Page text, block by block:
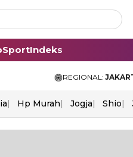
SportIndeks
REGIONAL:
Hp Murah Jogja Shio